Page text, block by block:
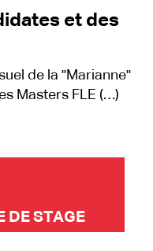
et des
de la "Marianne"
Masters FLE (…)
DE STAGE